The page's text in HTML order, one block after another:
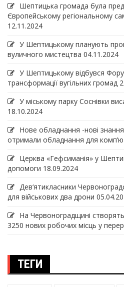
Шептицька громада була
Європейському регіональному
12.11.2024
У Шептицькому планують
вуличного мистецтва 04.11.2024
У Шептицькому відбувся
трансформації вугільних громад
У міському парку Соснівки
18.10.2024
Нове обладнання -нові
отримали обладнання для
Церква «Гефсиманія» у
допомоги 18.09.2024
Дев‘ятикласники
для військових два дрони
На Червоноградщині створять
3250 нових робочих місць у
ТЕГИ